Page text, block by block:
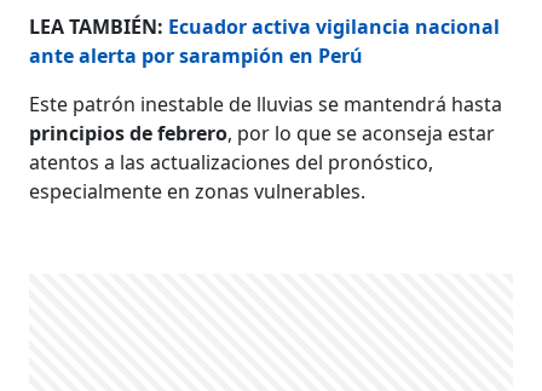
LEA TAMBIÉN: Ecuador activa vigilancia nacional
ante alerta por sarampión en Perú
Este patrón inestable de lluvias se mantendrá hasta
principios de febrero, por lo que se aconseja estar
atentos a las actualizaciones del pronóstico,
especialmente en zonas vulnerables.